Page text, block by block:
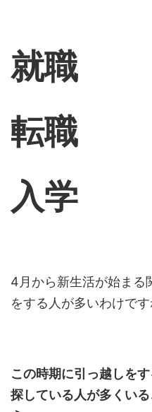
就職
転職
入学
4月から新生活が始まる
をする人が多いわけで
この時期に引っ越しを
探している人が多くい